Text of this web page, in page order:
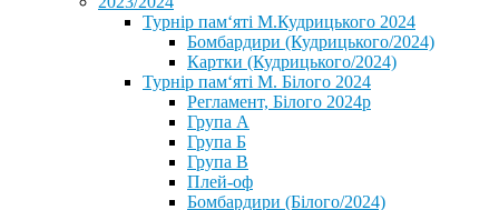
⁨Турнір пам‘яті М.Кудрицького 2024
Бомбардири (Кудрицького/2024)
Картки (Кудрицького/2024)
⁨Турнір пам‘яті М. Білого 2024⁩
Регламент, Білого 2024р
Група А
Група Б
Група В
Плей-оф
Бомбардири (Білого/2024)